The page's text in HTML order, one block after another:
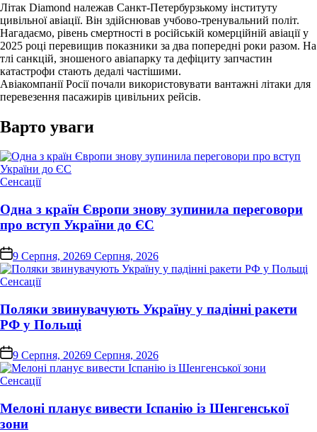
Літак Diamond належав Санкт-Петербурзькому інституту
цивільної авіації. Він здійснював учбово-тренувальний політ.
Нагадаємо, рівень смертності в російській комерційній авіації у
2025 році перевищив показники за два попередні роки разом. На
тлі санкцій, зношеного авіапарку та дефіциту запчастин
катастрофи стають дедалі частішими.
Авіакомпанії Росії почали використовувати вантажні літаки для
перевезення пасажирів цивільних рейсів.
Варто уваги
Опублікувати
Сенсації
Одна з країн Європи знову зупинила переговори
про вступ України до ЄС
on9 Серпня, 20269 Серпня, 2026
Опублікувати
Сенсації
Поляки звинувачують Україну у падінні ракети
РФ у Польщі
on9 Серпня, 20269 Серпня, 2026
Опублікувати
Сенсації
Мелоні планує вивести Іспанію із Шенгенської
зони